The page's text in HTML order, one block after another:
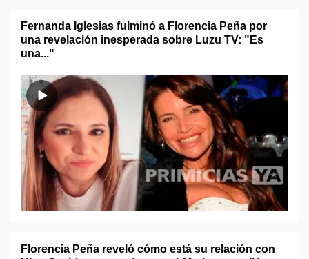
Fernanda Iglesias fulminó a Florencia Peña por
una revelación inesperada sobre Luzu TV: "Es
una..."
Florencia Peña reveló cómo está su relación con